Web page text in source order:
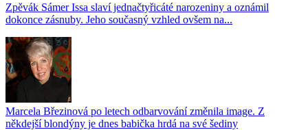
Zpěvák Sámer Issa slaví jednačtyřicáté narozeniny a oznámil
dokonce zásnuby. Jeho současný vzhled ovšem na...
Marcela Březinová po letech odbarvování změnila image. Z
někdejší blondýny je dnes babička hrdá na své šediny